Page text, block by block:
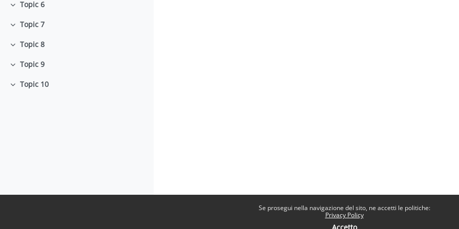
Se prosegui nella navigazione del sito, ne accetti le politiche:
Privacy Policy
Minimizza
Topic 6
Minimizza
Topic 7
Minimizza
Topic 8
Minimizza
Topic 9
Minimizza
Topic 10